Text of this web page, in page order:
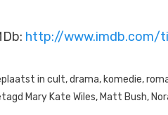
http://
in cult,drama, komedie,
Mary Kate Wiles, Matt Bush,